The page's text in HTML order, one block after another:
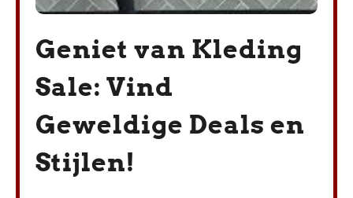
Geniet van Kleding
Sale: Vind
Geweldige Deals en
Stijlen!